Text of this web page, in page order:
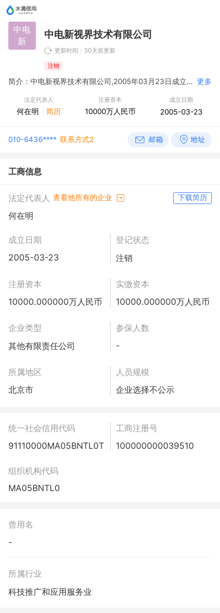
中电
新
中电新视界技术有限公司
更新时间：30天前更新
注销
简介：中电新视界技术有限公司,2005年03月23日成立，经营范围包括家庭多媒体终端、前端设备的开发、研制、安装；数字电视及相关网络设备研发、生产、销售；机械设备制造；系统集成；资产管理；技术开发、咨询、服务；软件开发、销售；集成电路设计、销售；电子元器件开发、生产、销售；电子元器件开发、生产、销售；进出口业务。（依法须经批准的项目，经相关部门批准后依批准的内容开展经营活动。） 更多
法定代表人
何在明 简历
注册资本
10000万人民币
成立日期
2005-03-23
010-6436**** 联系方式2
工商信息
法定代表人 查看他所有的企业 下载简历
何在明
成立日期
2005-03-23
登记状态
注销
注册资本
10000.000000万人民币
实缴资本
10000.000000万人民币
企业类型
其他有限责任公司
参保人数
-
所属地区
北京市
人员规模
企业选择不公示
统一社会信用代码
91110000MA05BNTL0T
工商注册号
100000000039510
组织机构代码
MA05BNTL0
曾用名
-
所属行业
科技推广和应用服务业